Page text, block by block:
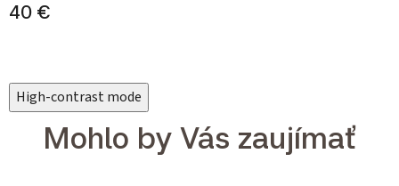
40 €
High-contrast mode
Mohlo by Vás zaujímať